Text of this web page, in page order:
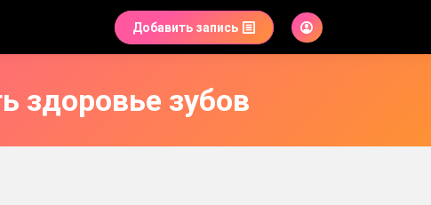
Добавить запись
здоровье зубов